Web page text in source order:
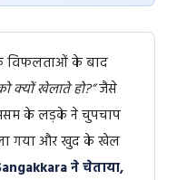
विफलताओं के बाद
क्यों खेलाते हो?”जैसे
के लड़के ने चुपचाप
गया और खुद के खेल
ने चेताया,